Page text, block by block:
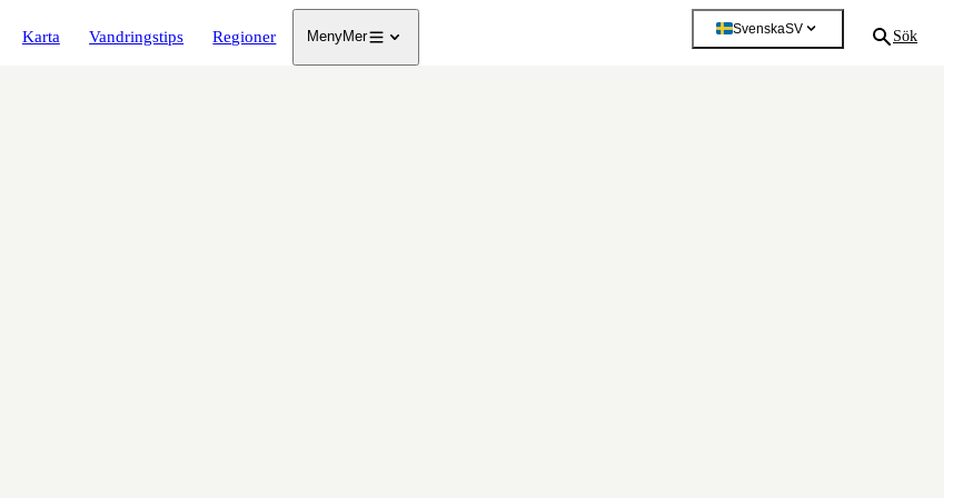
Karta Vandringstips Regioner MenyMer
SvenskaSV Sök